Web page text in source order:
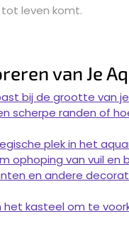
tot leven komt.
van Je
bij de grootte van
scherpe randen of
plek in het
ophoping van vuil en
en andere
kasteel om te